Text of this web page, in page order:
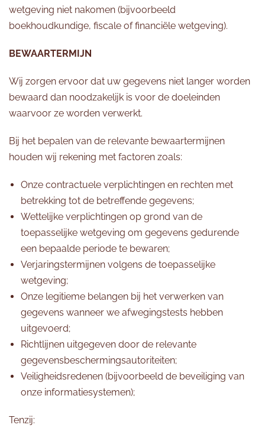
wetgeving niet nakomen (bijvoorbeeld
boekhoudkundige, fiscale of financiële wetgeving).
BEWAARTERMIJN
Wij zorgen ervoor dat uw gegevens niet langer worden
bewaard dan noodzakelijk is voor de doeleinden
waarvoor ze worden verwerkt.
Bij het bepalen van de relevante bewaartermijnen
houden wij rekening met factoren zoals:
Onze contractuele verplichtingen en rechten met
betrekking tot de betreffende gegevens;
Wettelijke verplichtingen op grond van de
toepasselijke wetgeving om gegevens gedurende
een bepaalde periode te bewaren;
Verjaringstermijnen volgens de toepasselijke
wetgeving;
Onze legitieme belangen bij het verwerken van
gegevens wanneer we afwegingstests hebben
uitgevoerd;
Richtlijnen uitgegeven door de relevante
gegevensbeschermingsautoriteiten;
Veiligheidsredenen (bijvoorbeeld de beveiliging van
onze informatiesystemen);
Tenzij: